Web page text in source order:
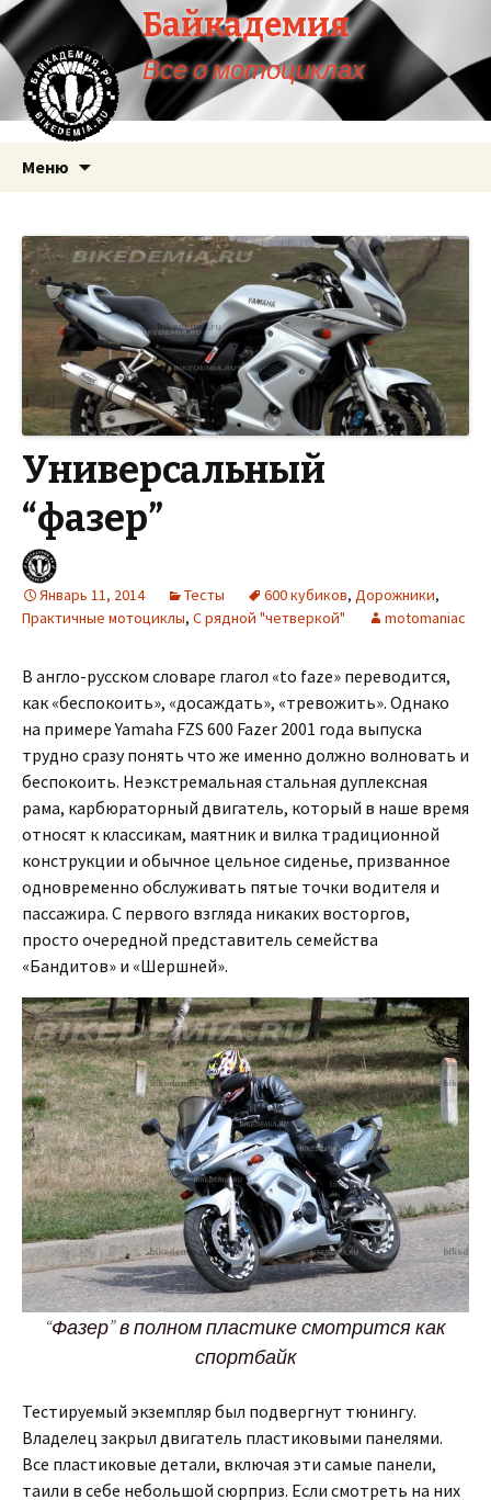
Байкадемия
Все о мотоциклах
Меню
Универсальный
“фазер”
Январь 11, 2014 Тесты 600 кубиков, Дорожники,
Практичные мотоциклы, С рядной "четверкой" motomaniac
В англо-русском словаре глагол «to faze» переводится,
как «беспокоить», «досаждать», «тревожить». Однако
на примере Yamaha FZS 600 Fazer 2001 года выпуска
трудно сразу понять что же именно должно волновать и
беспокоить. Неэкстремальная стальная дуплексная
рама, карбюраторный двигатель, который в наше время
относят к классикам, маятник и вилка традиционной
конструкции и обычное цельное сиденье, призванное
одновременно обслуживать пятые точки водителя и
пассажира. С первого взгляда никаких восторгов,
просто очередной представитель семейства
«Бандитов» и «Шершней».
“Фазер” в полном пластике смотрится как
спортбайк
Тестируемый экземпляр был подвергнут тюнингу.
Владелец закрыл двигатель пластиковыми панелями.
Все пластиковые детали, включая эти самые панели,
таили в себе небольшой сюрприз. Если смотреть на них